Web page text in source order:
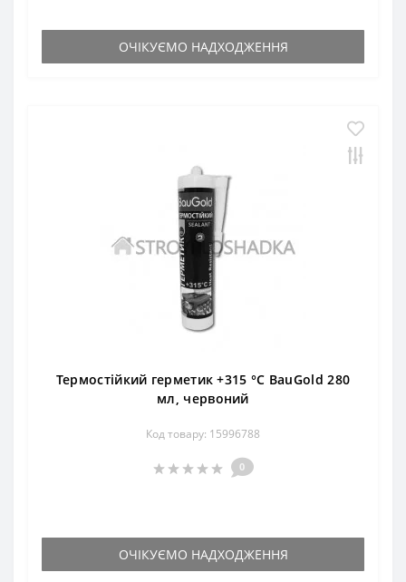
ОЧІКУЄМО НАДХОДЖЕННЯ
Термостійкий герметик +315 °С BauGold 280
мл, червоний
Код товару: 15996788
0
ОЧІКУЄМО НАДХОДЖЕННЯ